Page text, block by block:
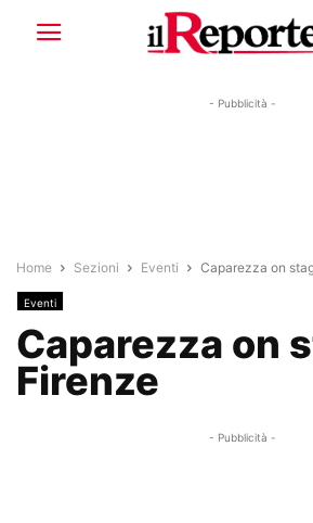
- Pubblicità -
Home Sezioni Eventi Caparezza on
Eventi
Caparezza on
Firenze
- Pubblicità -